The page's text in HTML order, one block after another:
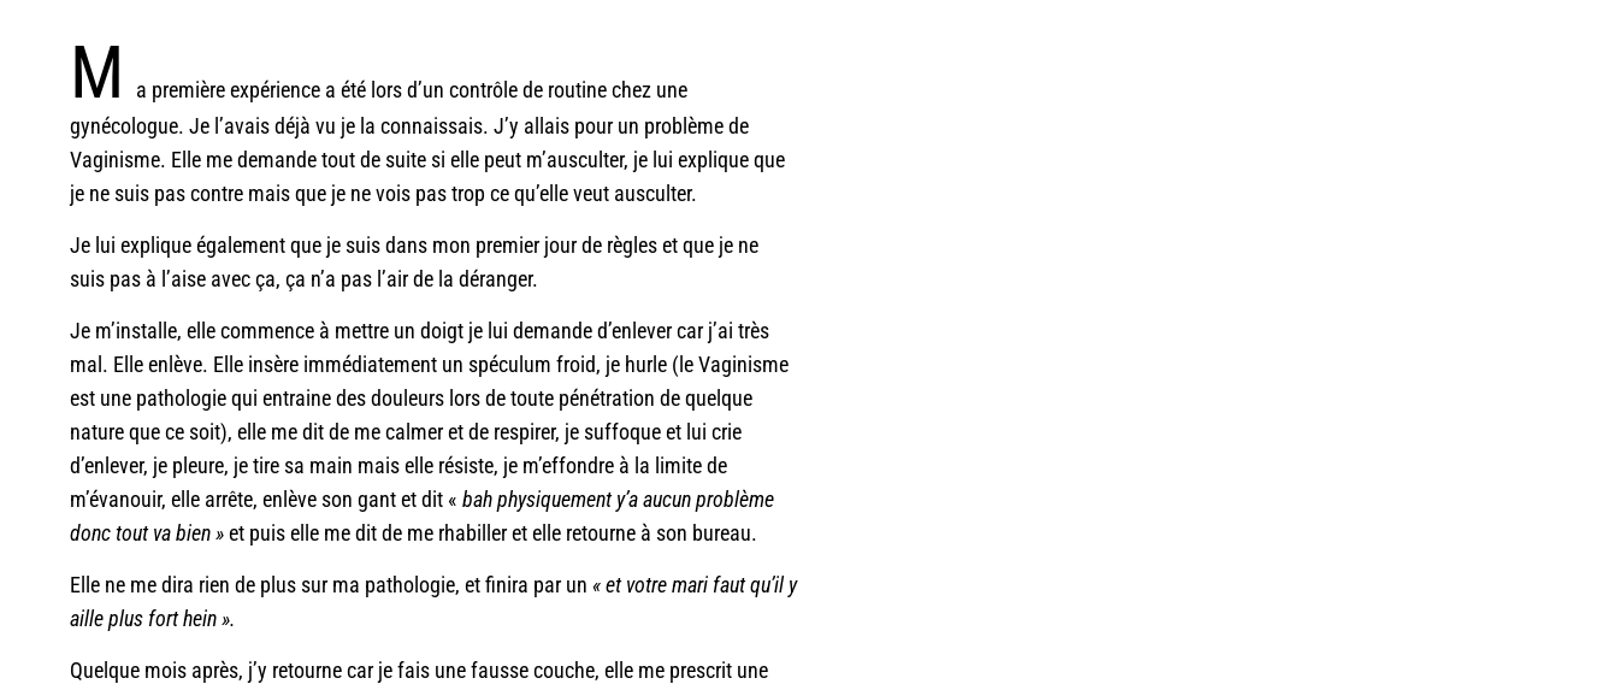
M
a première expérience a été lors d’un contrôle de routine chez une
gynécologue. Je l’avais déjà vu je la connaissais. J’y allais pour un problème de
Vaginisme. Elle me demande tout de suite si elle peut m’ausculter, je lui explique que
je ne suis pas contre mais que je ne vois pas trop ce qu’elle veut ausculter.
Je lui explique également que je suis dans mon premier jour de règles et que je ne
suis pas à l’aise avec ça, ça n’a pas l’air de la déranger.
Je m’installe, elle commence à mettre un doigt je lui demande d’enlever car j’ai très
mal. Elle enlève. Elle insère immédiatement un spéculum froid, je hurle (le Vaginisme
est une pathologie qui entraine des douleurs lors de toute pénétration de quelque
nature que ce soit), elle me dit de me calmer et de respirer, je suffoque et lui crie
d’enlever, je pleure, je tire sa main mais elle résiste, je m’effondre à la limite de
m’évanouir, elle arrête, enlève son gant et dit « bah physiquement y’a aucun problème
donc tout va bien »et puis elle me dit de me rhabiller et elle retourne à son bureau.
Elle ne me dira rien de plus sur ma pathologie, et finira par un « et votre mari faut qu’il y
aille plus fort hein ».
Quelque mois après, j’y retourne car je fais une fausse couche, elle me prescrit une